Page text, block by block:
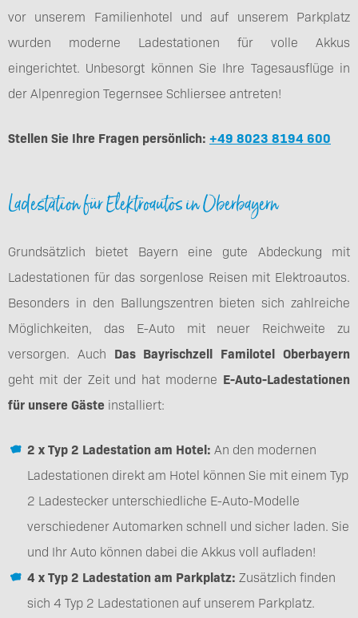
vor unserem Familienhotel und auf unserem Parkplatz
wurden moderne Ladestationen für volle Akkus
eingerichtet. Unbesorgt können Sie Ihre Tagesausflüge in
der Alpenregion Tegernsee Schliersee antreten!
Stellen Sie Ihre Fragen persönlich: +49 8023 8194 600
Ladestation für Elektroautos in Oberbayern
Grundsätzlich bietet Bayern eine gute Abdeckung mit
Ladestationen für das sorgenlose Reisen mit Elektroautos.
Besonders in den Ballungszentren bieten sich zahlreiche
Möglichkeiten, das E-Auto mit neuer Reichweite zu
versorgen. Auch Das Bayrischzell Familotel Oberbayern
geht mit der Zeit und hat moderne E-Auto-Ladestationen
für unsere Gäste installiert:
2 x Typ 2 Ladestation am Hotel: An den modernen
Ladestationen direkt am Hotel können Sie mit einem Typ
2 Ladestecker unterschiedliche E-Auto-Modelle
verschiedener Automarken schnell und sicher laden. Sie
und Ihr Auto können dabei die Akkus voll aufladen!
4 x Typ 2 Ladestation am Parkplatz: Zusätzlich finden
sich 4 Typ 2 Ladestationen auf unserem Parkplatz.